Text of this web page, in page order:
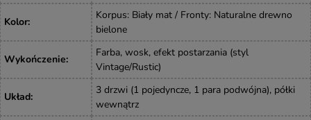
Kolor:
Korpus: Biały mat / Fronty: Naturalne drewno
bielone
Wykończenie:
Farba, wosk, efekt postarzania (styl
Vintage/Rustic)
Układ:
3 drzwi (1 pojedyncze, 1 para podwójna), półki
wewnątrz